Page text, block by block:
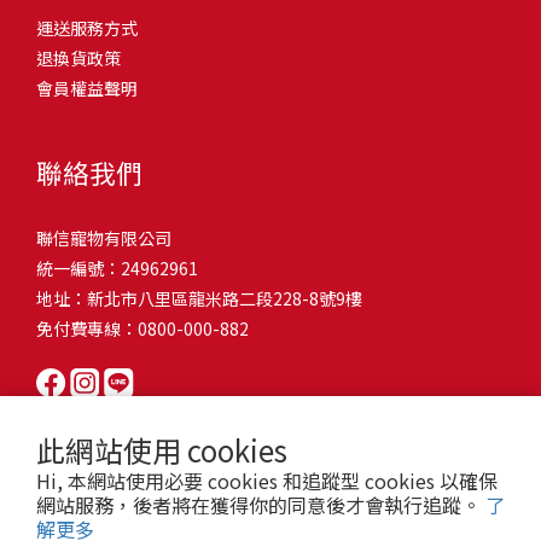
此網站使用 cookies
Hi, 本網站使用必要 cookies 和追蹤型 cookies 以確保
網站服務，後者將在獲得你的同意後才會執行追蹤。 了
解更多
和獨立能力。 幼犬訓練常見問題Q1: 幾個月大的幼犬最適合開始訓
練？A: 訓練可從幼犬到家首日開始（約8-10週大）。3-16週是社會
化黃金期，每次訓練控制在5-10分鐘內。Q2: 幼犬如廁訓練需要多久
屬啃咬玩具作替代品，發現不當啃咬時堅定說「不」，並引導至適
尿尿？A: 建立固定如廁時間表，成功時立即獎勵。限制活動範圍並
密切監督。意外發生時不責罵，使用專用除臭劑徹底清理。Q5: 幼犬
一直吠叫怎麼辦？A: 找出原因（尋求注意力、警戒、焦慮）。訓練
「安靜」指令，停止吠叫時獎勵。避免對吠叫作出反應，確保充分
向獎勵比懲罰更有效且健康。懲罰可能導致恐懼或攻擊行為，破壞
狗狗怎麼辦？A: 循序漸進社交化，從友善成犬開始。不強迫互動，
正面經驗後給予獎勵。考慮參加專業幼犬社交課程。Q8: 幼犬分離焦
慮要如何處理？A: 練習短暫分離，逐漸延長。離開和返家時保持低
調。提供能分散注意力的玩具，建立可預測的離家儀式。每隻幼犬
熱，水分流失快，腸道可能變得敏感，導致糞便變軟或拉稀。如果
換季時沒有適當調整環境，貓咪的腸胃就可能跟著「鬧脾氣」。冬
天注意保暖，提供暖墊、厚毯，避免冷風直吹。夏天補充水分，可
像是開冷氣又突然關掉，容易讓貓咪腸胃受影響。重點提醒：換季
時，記得關心貓咪的腸胃狀況，適當調整環境，幫助毛孩適應！ 貓
有血絲、異味特別重，那就要小心可能是 寄生蟲感染（如蛔蟲、鈎
蟲、球蟲）或腸胃炎、腸道疾病。這類情況會影響營養吸收，長期
下來甚至可能造成貓咪消瘦、免疫力下降。定期驅蟲（幼貓建議每
月一次，成貓每 3~6 個月一次）。觀察貓咪精神狀態，如果還伴隨
嘔吐、食慾下降，務必儘早就醫。重點提醒：如果貓咪拉肚子超過 2
天，或糞便異常，應立即帶去獸醫院檢查！ 貓咪拉肚子原因5. 情緒
壓力影響腸胃壓力不只影響人類，也會影響貓咪的腸胃！過度緊
張、焦慮、驚嚇（如煙火聲、大聲喧嘩），都可能讓貓咪拉肚子。
尤其是個性敏感的貓咪，對變化的適應力比較低，壓力一大，腸胃
就先「罷工」。減少壓力來源，盡量讓貓咪的作息固定。給貓咪陪
活中輕鬆改善看到滿屋子的貓毛是不是很抓狂？別擔心！其實只要
透過一些簡單的日常照護方式，就能有效減少貓咪掉毛情況。從梳
毛、洗澡到增加互動和營養調整，這些小撇步不僅能幫助貓咪維持
行動吧！ 預防貓掉毛方法1：勤勞梳毛養貓必備神器就是各種梳子
啦！勤勞梳毛是最直接有效的掉毛控制方法。定期梳理可以幫貓咪
髮打結和皮膚問題。建議週期：短毛貓每週梳1-2次，長毛貓則建議
2-3天梳一次。挑選合適的梳具也很重要，可以準備橡膠刷、鬃毛刷
或專用脫毛梳，依照毛質選擇。記得將梳毛變成愉快的日常儀式，
不僅能增加你們的互動時間，也讓貓咪享受被梳理的舒適感！預防
貓掉毛方法2：定期洗澡「貓咪會自己清潔，不需要洗澡」這個想法
其實不完全正確哦！適當的洗澡能幫助貓咪清除死毛和皮屑，減少
澡頻率不宜過高，一般室內貓咪1-3個月洗一次就足夠，過度洗澡反
而會造成皮膚乾燥。選擇專為貓咪設計的溫和洗毛精，洗後一定要
完全吹乾，避免濕毛造成皮膚問題。如果貓咪特別害怕洗澡，可以
的紙箱。建議一開始可以購買單價較低的入門款，觀察一下貓咪的
使用狀況，再考慮購買「豪宅」！ 項目費用用品貓碗$300貓窩
$500貓跳台$1,500貓砂盆$500貓抓板$300外出籠$1,000一次性養貓
咪是非常需要安全感的動物，可以準備一個專屬他的「寶座」，當
花費3：貓跳台貓咪雖然不需要外出進行放電，但在家中還是需要擺
放高度適合的貓跳台提供貓咪玩耍，貓跳台與貓窩相同，能給予貓
咪對於環境的安全感。一次性養貓用品相關花費4：貓砂盆貓咪排泄
用品，可選擇合適貓咪體型大小，不宜過小。一次性養貓用品相關
想，需要準備一個能夠讓牠們放肆磨爪的貓抓板。一次性養貓用品
時，外出籠就非常重要，平常也可以適度讓貓咪適應外出籠，避免
緊急情況時，貓咪過度抗拒。總結來說貓咪在健康及用品的一次性
費用大約落在 $ 7900~ $ 11600不等。雖說金額看起來不少，但以上
運送服務方式
退換貨政策
會員權益聲明
聯絡我們
聯信寵物有限公司
統一編號：24962961
地址：新北市八里區龍米路二段228-8號9樓
免付費專線：0800-000-882